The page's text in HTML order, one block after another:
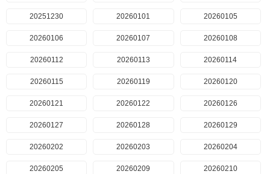
20251230 20260101 20260105
20260106 20260107 20260108
20260112 20260113 20260114
20260115 20260119 20260120
20260121 20260122 20260126
20260127 20260128 20260129
20260202 20260203 20260204
20260205 20260209 20260210